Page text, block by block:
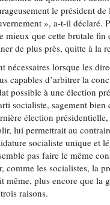
le président
», a-t-il déclaré.
mieux que cette brutale
de plus près, quitte à la
nécessaires lorsque les
capables d’arbitrer la
possible à une élection
socialiste, sagement
élection
lui permettrait au
socialiste unique et
pas faire le même
comme les socialistes, la
même, plus encore que la
raisons.